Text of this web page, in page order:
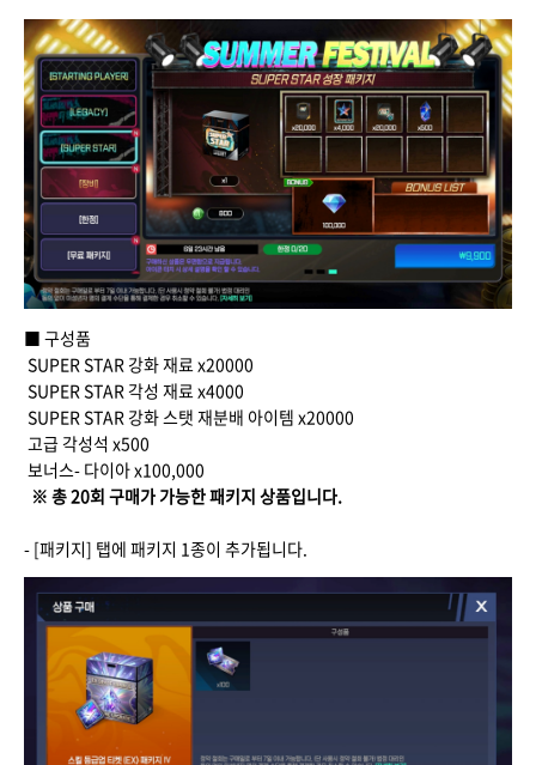
■ 구성품
SUPER STAR 강화 재료 x20000
SUPER STAR 각성 재료 x4000
SUPER STAR 강화 스탯 재분배 아이템 x20000
고급 각성석 x500
보너스- 다이아 x100,000
※ 총 20회 구매가 가능한 패키지 상품입니다.
- [패키지] 탭에 패키지 1종이 추가됩니다.